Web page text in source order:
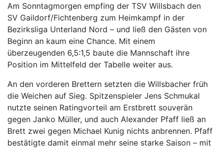
Am Sonntagmorgen empfing der TSV Willsbach den
SV Gaildorf/Fichtenberg zum Heimkampf in der
Bezirksliga Unterland Nord – und ließ den Gästen von
Beginn an kaum eine Chance. Mit einem
überzeugenden 6,5:1,5 baute die Mannschaft ihre
Position im Mittelfeld der Tabelle weiter aus.
An den vorderen Brettern setzten die Willsbacher früh
die Weichen auf Sieg. Spitzenspieler Jens Schmukal
nutzte seinen Ratingvorteil am Erstbrett souverän
gegen Janko Müller, und auch Alexander Pfaff ließ an
Brett zwei gegen Michael Kunig nichts anbrennen. Pfaff
bestätigte damit einmal mehr seine starke Saison – mit